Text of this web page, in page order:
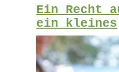
Ein Recht
ein kleines